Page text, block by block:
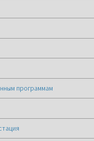
программам